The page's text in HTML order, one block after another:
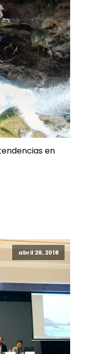
en
abril 28, 2018